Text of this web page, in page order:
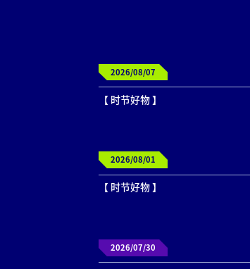
2026/08/07
【 时节好物 】
2026/08/01
【 时节好物 】
2026/07/30